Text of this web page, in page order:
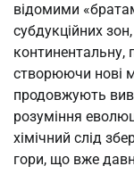
відомими
субдукційних
континентальну,
створюючи нові
продовжують
розуміння
хімічний слід
гори, що вже